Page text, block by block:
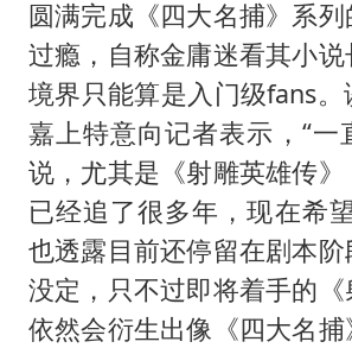
圆满完成《四大名捕》系
过瘾，自称金庸迷看其小
境界只能算是入门级fans
嘉上特意向记者表示，“一
说，尤其是《射雕英雄传》
已经追了很多年，现在希
也透露目前还停留在剧本
没定，只不过即将着手的《
依然会衍生出像《四大名